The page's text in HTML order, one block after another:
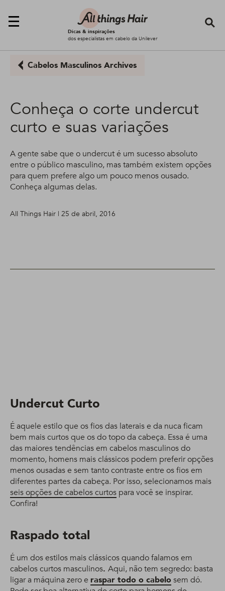
Dicas & inspirações
dos especialistas em cabelo da Unilever
Cabelos Masculinos Archives
Conheça o corte undercut
curto e suas variações
A gente sabe que o undercut é um sucesso absoluto
entre o público masculino, mas também existem opções
para quem prefere algo um pouco menos ousado.
Conheça algumas delas.
All Things Hair | 25 de abril, 2016
Undercut Curto
É aquele estilo que os fios das laterais e da nuca ficam
bem mais curtos que os do topo da cabeça. Essa é uma
das maiores tendências em cabelos masculinos do
momento, homens mais clássicos podem preferir opções
menos ousadas e sem tanto contraste entre os fios em
diferentes partes da cabeça. Por isso, selecionamos mais
seis opções de cabelos curtos para você se inspirar.
Confira!
Raspado total
É um dos estilos mais clássicos quando falamos em
cabelos curtos masculinos. Aqui, não tem segredo: basta
ligar a máquina zero e raspar todo o cabelo sem dó.